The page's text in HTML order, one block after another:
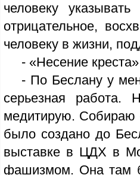
человеку
отрицательное,
человеку в жизни,
- «Несение
- По Беслану у
серьезная работа.
медитирую. Собираю
было создано до
выставке в ЦДХ в
фашизмом. Она там